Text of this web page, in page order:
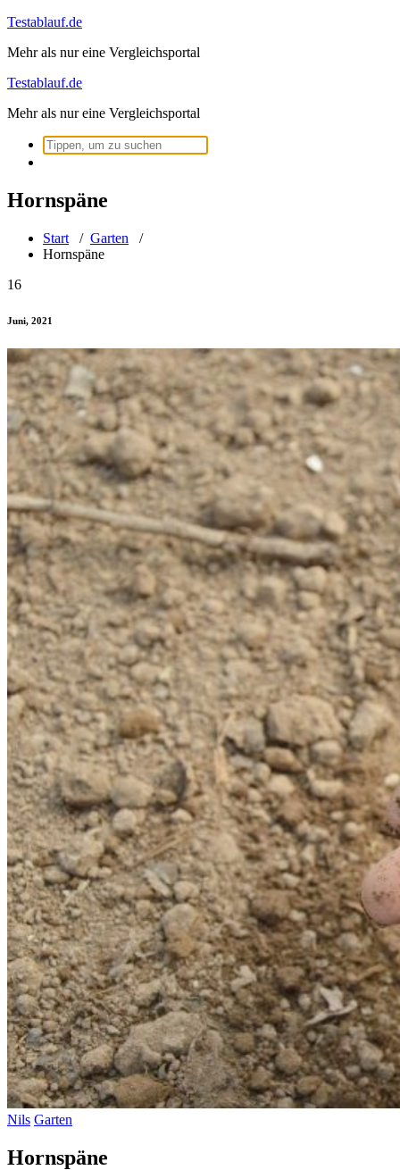
Zum
springen
Testablauf.de
Mehr als nur eine Vergleichsportal
Testablauf.de
Mehr als nur eine Vergleichsportal
Suchen
nach:
Hornspäne
Start / Garten /
Hornspäne
16
Juni, 2021
Nils Garten
Hornspäne